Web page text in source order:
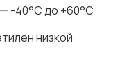
-40°C до +60°C
низкой